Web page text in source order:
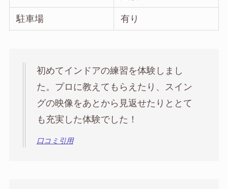
駐車場 有り
初めてインドアの練習を体験しまし
た。プロに教えてもらえたり、スイン
グの映像をあとから見返せたりととて
も充実した体験でした！
口コミ引用